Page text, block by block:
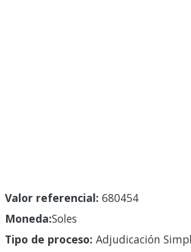
Valor referencial: 680454
Moneda:Soles
Tipo de proceso: Adjudicación